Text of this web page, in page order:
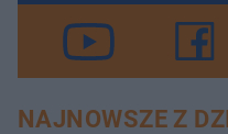
NAJNOWSZE Z